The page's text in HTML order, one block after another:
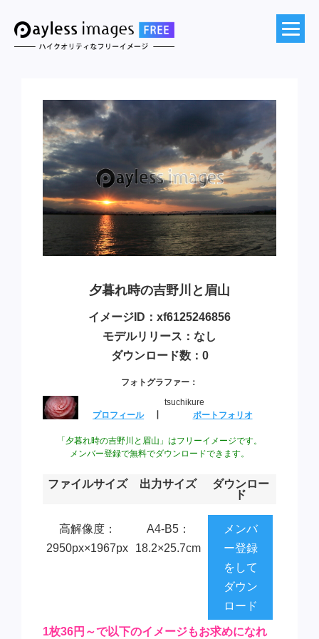
夕暮れ時の吉野川と眉山
イメージID：xf6125246856
モデルリリース：なし
ダウンロード数：0
フォトグラファー：
tsuchikure
プロフィール
ポートフォリオ
「夕暮れ時の吉野川と眉山」はフリーイメージです。
メンバー登録で無料でダウンロードできます。
ファイルサイズ 出力サイズ
ダウンロー
ド
高解像度：
2950px×1967px
A4-B5：
18.2×25.7cm
メンバ
ー登録
をして
ダウン
ロード
1枚36円～で以下のイメージもお求めになれ